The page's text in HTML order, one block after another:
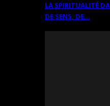
LA SPIRITUALITÉ
DE SENS, DE…